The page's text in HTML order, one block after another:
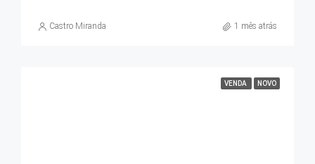
Castro Miranda 1 mês atrás
VENDA NOVO